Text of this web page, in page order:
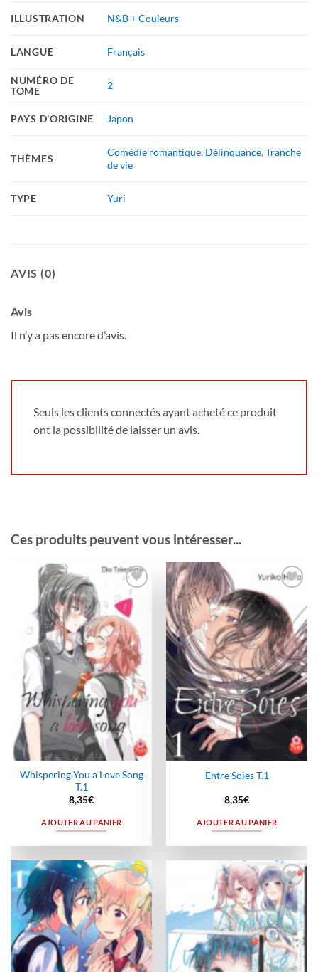
ILLUSTRATION N&B + Couleurs
LANGUE Français
NUMÉRO DE
TOME
2
PAYS D'ORIGINE Japon
THÈMES
Comédie romantique, Délinquance,Tranche
de vie
TYPE Yuri
AVIS (0)
Avis
Il n’y a pas encore d’avis.
Seuls les clients connectés ayant acheté ce produit
ont la possibilité de laisser un avis.
Ces produits peuvent vous intéresser...
Ajouter
à la
wishlist
Whispering You a Love Song
T.1
8,35€
AJOUTER AU PANIER
Ajouter
à la
wishlist
Entre Soies T.1
8,35€
AJOUTER AU PANIER
Ajouter
à la
wishlist
Ajouter
à la
wishlist